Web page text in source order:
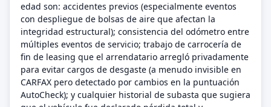
edad son: accidentes previos (especialmente eventos
con despliegue de bolsas de aire que afectan la
integridad estructural); consistencia del odómetro entre
múltiples eventos de servicio; trabajo de carrocería de
fin de leasing que el arrendatario arregló privadamente
para evitar cargos de desgaste (a menudo invisible en
CARFAX pero detectado por cambios en la puntuación
AutoCheck); y cualquier historial de subasta que sugiera